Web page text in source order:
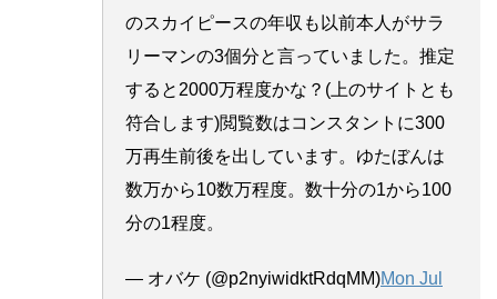
のスカイピースの年収も以前本人がサラ
リーマンの3個分と言っていました。推定
すると2000万程度かな？(上のサイトとも
符合します)閲覧数はコンスタントに300
万再生前後を出しています。ゆたぼんは
数万から10数万程度。数十分の1から100
分の1程度。
— オバケ (@p2nyiwidktRdqMM)Mon Jul